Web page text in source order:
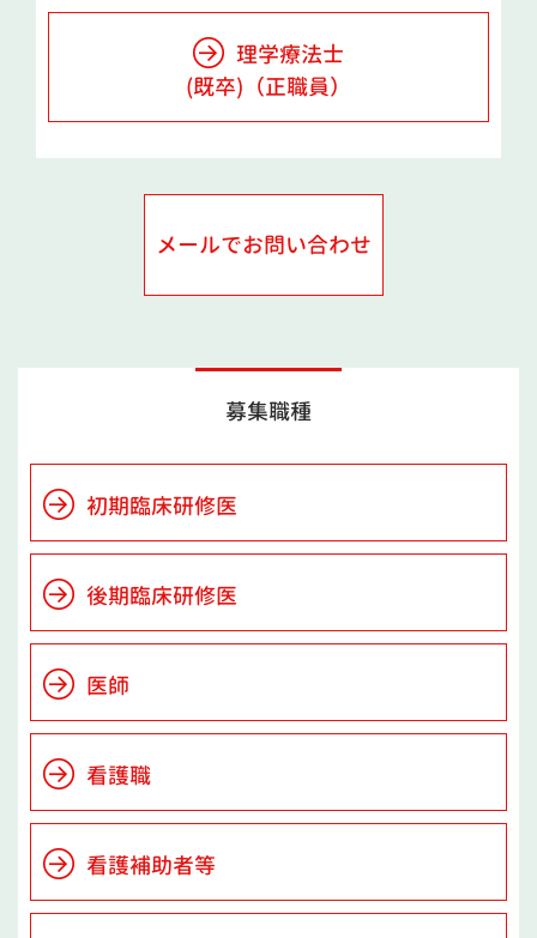
理学療法士
(既卒)（正職員）
メールでお問い合わせ
募集職種
初期臨床研修医
後期臨床研修医
医師
看護職
看護補助者等